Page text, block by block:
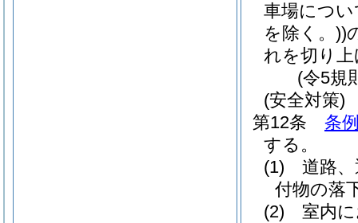
車場につ
を除く。))
れを切り
(令5規
(安全対策)
第12条
条
する。
(1)
道路
付物の落
(2)
室内